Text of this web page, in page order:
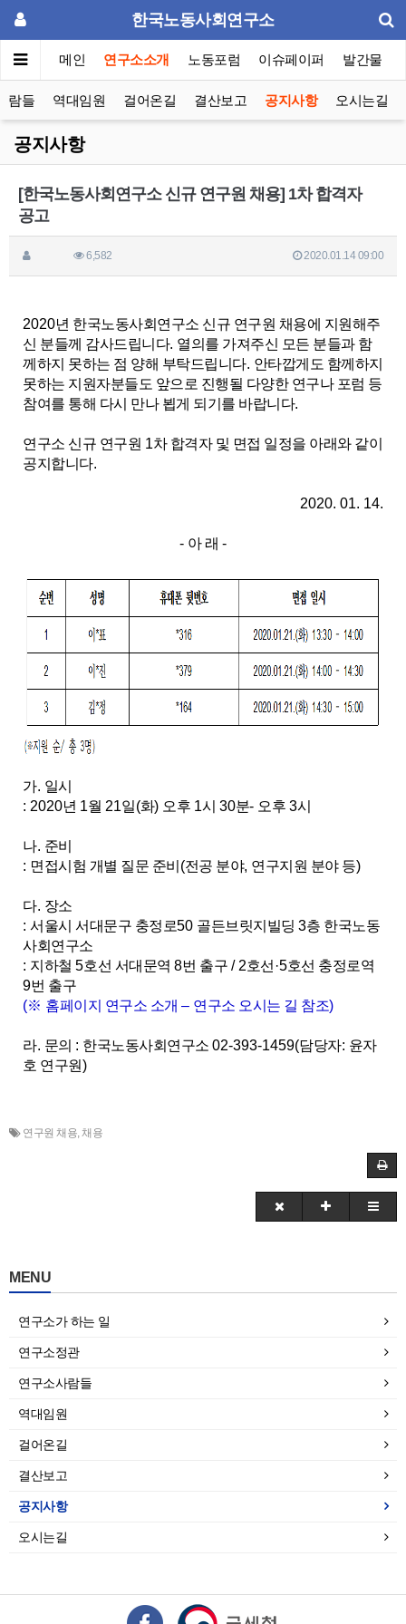
한국노동사회연구소
메인 연구소소개 노동포럼 이슈페이퍼 발간물
람들 역대임원 걸어온길 결산보고 공지사항 오시는길
공지사항
[한국노동사회연구소 신규 연구원 채용] 1차 합격자
공고
6,582 2020.01.14 09:00
2020년 한국노동사회연구소 신규 연구원 채용에 지원해주
신 분들께 감사드립니다. 열의를 가져주신 모든 분들과 함
께하지 못하는 점 양해 부탁드립니다. 안타깝게도 함께하지
못하는 지원자분들도 앞으로 진행될 다양한 연구나 포럼 등
참여를 통해 다시 만나 뵙게 되기를 바랍니다.
연구소 신규 연구원 1차 합격자 및 면접 일정을 아래와 같이
공지합니다.
2020. 01. 14.
- 아 래 -
가. 일시
: 2020년 1월 21일(화) 오후 1시 30분- 오후 3시
나. 준비
: 면접시험 개별 질문 준비 (전공 분야, 연구지원 분야 등)
다. 장소
: 서울시 서대문구 충정로50 골든브릿지빌딩 3층 한국노동
사회연구소
: 지하철 5호선 서대문역 8번 출구 / 2호선 ·5호선 충정로역
9번 출구
(※ 홈페이지 연구소 소개 – 연구소 오시는 길 참조)
라. 문의 : 한국노동사회연구소 02-393-1459(담당자: 윤자
호 연구원)
연구원 채용,채용
MENU
연구소가 하는 일
연구소정관
연구소사람들
역대임원
걸어온길
결산보고
공지사항
오시는길